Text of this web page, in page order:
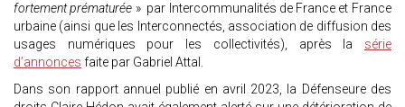
fortement prématurée » par Intercommunalités de France et France
urbaine (ainsi que les Interconnectés, association de diffusion des
usages numériques pour les collectivités), après la série
d’annonces faite par Gabriel Attal.
Dans son rapport annuel publié en avril 2023, la Défenseure des